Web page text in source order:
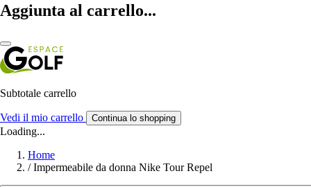
Aggiunta al carrello...
Subtotale carrello
Vedi il mio carrello Continua lo shopping
Loading...
Home
/ Impermeabile da donna Nike Tour Repel